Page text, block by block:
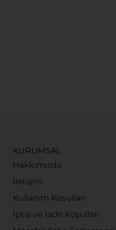
KURUMSAL
Hakkımızda
İletişim
Kullanım Koşulları
İptal ve İade Koşulları